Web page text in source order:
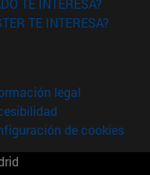
TE INTERESA?
TE INTERESA?
legal
de cookies